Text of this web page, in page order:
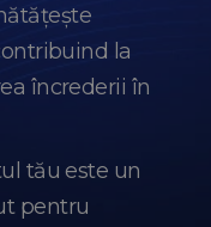
la
încrederii în
tău este un
pentru